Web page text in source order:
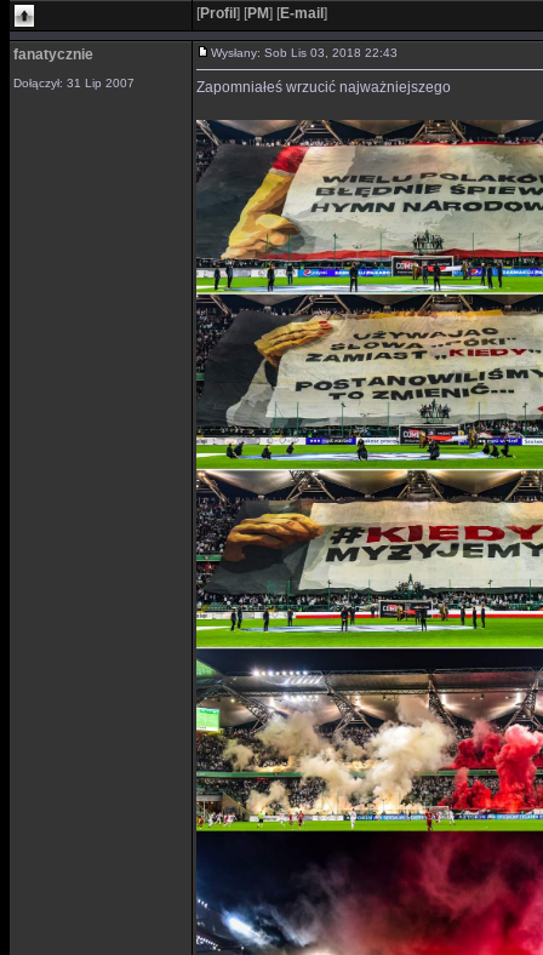
[Profil ] [PM] [E-mail ]
fanatycznie
Dołączył: 31 Lip 2007
Wysłany: Sob Lis 03, 2018 22:43
Zapomniałeś wrzucić najważniejszego